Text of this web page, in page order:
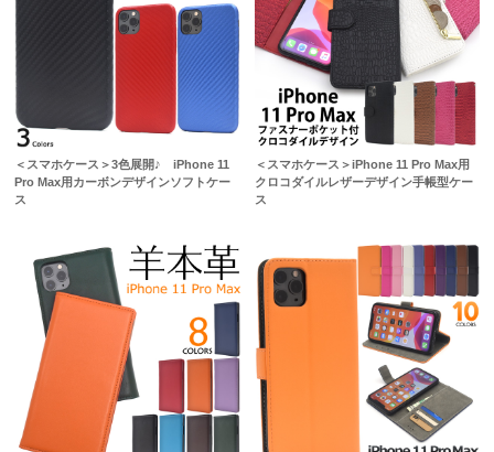
＜スマホケース＞3色展開♪ iPhone 11
Pro Max用カーボンデザインソフトケー
ス
＜スマホケース＞iPhone 11 Pro Max用
クロコダイルレザーデザイン手帳型ケー
ス